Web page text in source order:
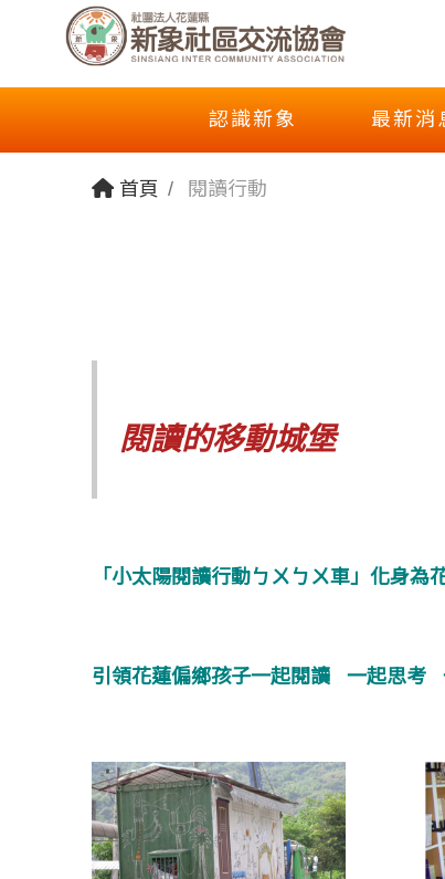
認識新象 最新消
首頁 閱讀行動
閱讀的移動城堡
「小太陽閱讀行動ㄅㄨㄅㄨ車」 化身為
引領花蓮偏鄉孩子一起閱讀 一起思考